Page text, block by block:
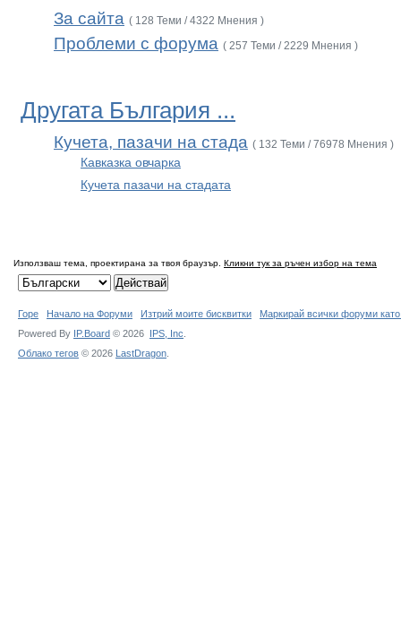
За сайта ( 128 Теми / 4322 Мнения )
Проблеми с форума ( 257 Теми / 2229 Мнения )
Другата България ...
Кучета, пазачи на стада ( 132 Теми / 76978 Мнения )
Кавказка овчарка
Кучета пазачи на стадата
Използваш тема, проектирана за твоя браузър. Кликни тук за ръчен избор на тема
Горе Начало на Форуми Изтрий моите бисквитки
Маркирай всички форуми
Powered By IP.Board © 2026 IPS, Inc
Облако тегов © 2026 LastDragon